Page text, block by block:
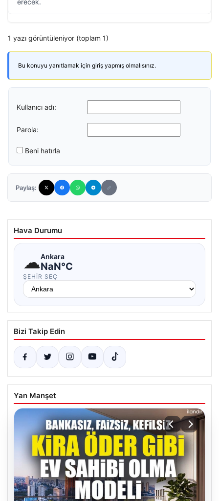
erecek.
1 yazı görüntüleniyor (toplam 1)
Bu konuyu yanıtlamak için giriş yapmış olmalısınız.
Kullanıcı adı:
Parola:
Beni hatırla
Paylaş:
Hava Durumu
☁Ankara
NaN°C
ŞEHIR SEÇ
Bizi Takip Edin
Yan Manşet